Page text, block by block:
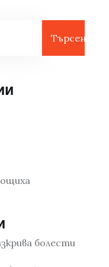
Търсене
болести